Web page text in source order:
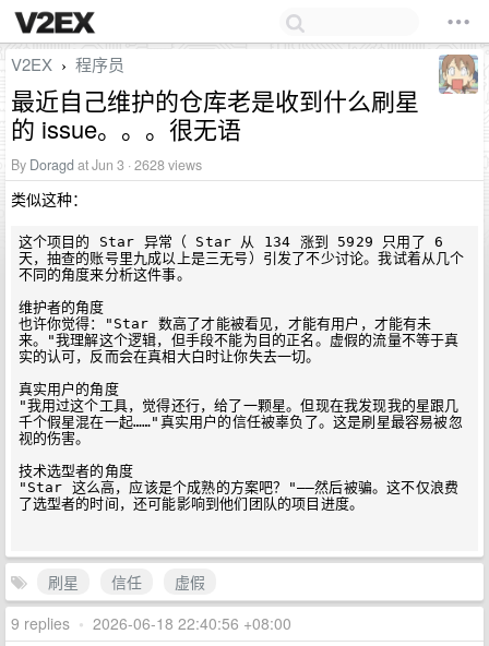
V2EX › 程序员
最近自己维护的仓库老是收到什么刷星
的 issue。。。很无语
By Doragd at Jun 3 · 2628 views
类似这种：
这个项目的 Star 异常（ Star 从 134 涨到 5929 只用了 6
天，抽查的账号里九成以上是三无号）引发了不少讨论。我试着从几个
不同的角度来分析这件事。
维护者的角度
也许你觉得："Star 数高了才能被看见，才能有用户，才能有未
来。"我理解这个逻辑，但手段不能为目的正名。虚假的流量不等于真
实的认可，反而会在真相大白时让你失去一切。
真实用户的角度
"我用过这个工具，觉得还行，给了一颗星。但现在我发现我的星跟几
千个假星混在一起……"真实用户的信任被辜负了。这是刷星最容易被忽
视的伤害。
技术选型者的角度
"Star 这么高，应该是个成熟的方案吧？"——然后被骗。这不仅浪费
了选型者的时间，还可能影响到他们团队的项目进度。
刷星 信任
虚假
9 replies • 2026-06-18 22:40:56 +08:00